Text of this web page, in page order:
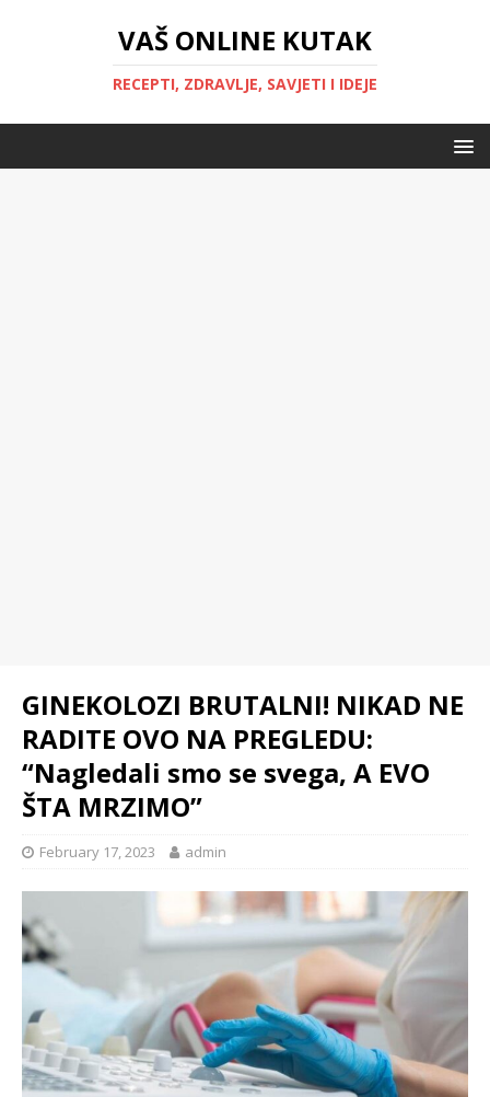
VAŠ ONLINE KUTAK
RECEPTI, ZDRAVLJE, SAVJETI I IDEJE
GINEKOLOZI BRUTALNI! NIKAD NE
RADITE OVO NA PREGLEDU:
“Nagledali smo se svega, A EVO
ŠTA MRZIMO”
February 17, 2023 admin